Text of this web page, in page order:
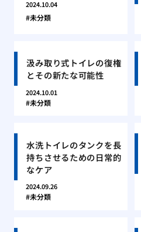
2024.10.04
未分類
汲み取り式トイレの復権
とその新たな可能性
2024.10.01
未分類
水洗トイレのタンクを長
持ちさせるための日常的
なケア
2024.09.26
未分類